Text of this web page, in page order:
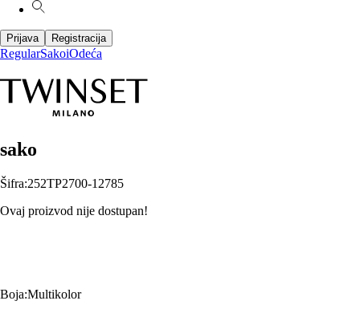
Prijava Registracija
RegularSakoiOdeća
sako
Šifra:252TP2700-12785
Ovaj proizvod nije dostupan!
Boja:Multikolor